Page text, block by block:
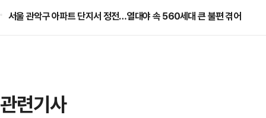
서울 관악구 아파트 단지서 정전…열대야 속 560세대 큰 불편 겪어
관련기사